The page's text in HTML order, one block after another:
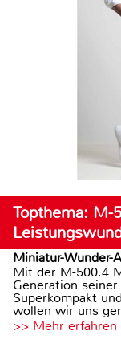
Topthema: M-
Miniatur-Wunder-
Mit der M-500.4
Generation
Superkompakt
wollen wir uns
>> Mehr erfahren